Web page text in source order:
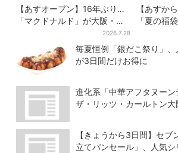
【あすオープン】16年ぶり…
「マクドナルド」が大阪・本
町に帰ってくる！駅から徒歩1
分＆23時まで
2026.7.28
【あすか
「夏の福
ッズ＆お
付き
毎夏恒例「銀だこ祭り」
が3日間だけお得に
進化系「中華アフタヌー
ザ・リッツ・カールトン
【きょうから3日間】セブ
立てパンセール」、人気